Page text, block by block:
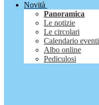
Novità
Panoramica
Le notizie
Le circolari
Calendario eventi
Albo online
Pediculosi